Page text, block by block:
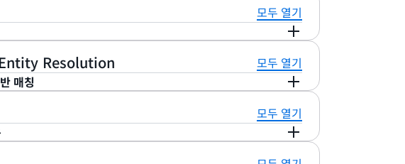
를 읽습니다. AWS Clean Rooms에서 AWS Entity
자 ID에 걸쳐 매핑되는 데이터세트 구성용 기본 데이터는 공동
다. SQL 쿼리 분석을 사용하는 경우 각 참가자의 기본 데이터
이터에 허용되는 규칙 및 SQL 쿼리 제한을 지정할 수 있습니
출력 제약 조건을 구성할 수 있습니다. AWS Clean Rooms
나 유사 세그먼트를 생성하는 데 사용되는 기본 데이터는 공동
, AWS에서 모델을 훈련시키는 데 사용되지 않습니다.
스(CLI)를 사용하여 AWS Clean Rooms 작업을 자동화하거
기능을 통합하거나, 고객을 위한 자체 버전의 클린 룸 서비스
모두 열기
을 다른 멤버로 보내려면 한 멤버를 쿼리를 작성할 수 있는
를 결과를 수신할 수 있는 SQL 쿼리 결과 수신자로 지정하면
임을 구성하고, 쿼리 실행자에게 자동으로 청구되는 대신 선
퓨팅 비용이 청구되도록 할 수도 있습니다. 이러한 기능 덕분에
는 대신 SQL 책임을 지정할 수 있는 유연성이 향상됩니다.
Resolution
모두 열기
매칭
관련 고객 기록을 더 쉽게 준비하고 매칭할 수 있습니다. 규칙
칭 기술을 사용하여 광고 캠페인 계획, 타겟팅, 측정 등의 사용
모두 열기